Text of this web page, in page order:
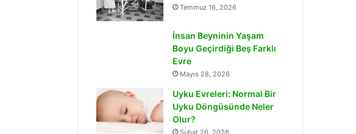
Temmuz 16, 2026
İnsan Beyninin Yaşam
Boyu Geçirdiği Beş Farklı
Evre
Mayıs 28, 2026
Uyku Evreleri: Normal Bir
Uyku Döngüsünde Neler
Olur?
Şubat 26, 2026